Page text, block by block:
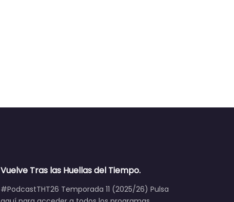
Vuelve Tras las Huellas del Tiempo.
#PodcastTHT26 Temporada 11 (2025/26) Pulsa